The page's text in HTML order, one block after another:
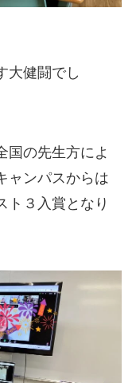
大健闘でし
国の先生方によ
ャンパスからは
ト３入賞となり